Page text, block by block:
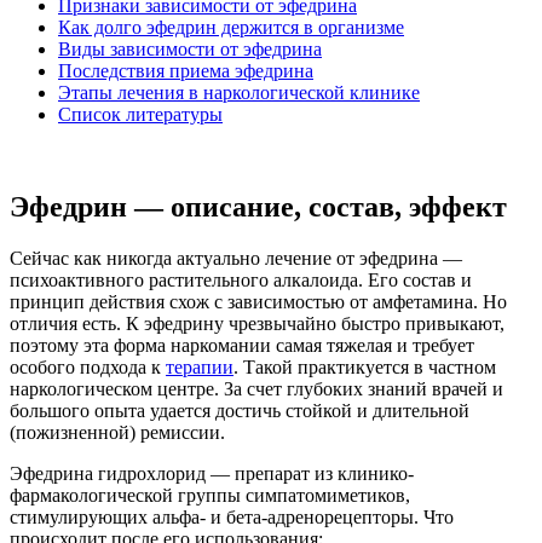
Признаки зависимости от эфедрина
Как долго эфедрин держится в организме
Виды зависимости от эфедрина
Последствия приема эфедрина
Этапы лечения в наркологической клинике
Список литературы
Эфедрин — описание, состав, эффект
Сейчас как никогда актуально лечение от эфедрина —
психоактивного растительного алкалоида. Его состав и
принцип действия схож с зависимостью от амфетамина. Но
отличия есть. К эфедрину чрезвычайно быстро привыкают,
поэтому эта форма наркомании самая тяжелая и требует
особого подхода к терапии. Такой практикуется в частном
наркологическом центре. За счет глубоких знаний врачей и
большого опыта удается достичь стойкой и длительной
(пожизненной) ремиссии.
Эфедрина гидрохлорид — препарат из клинико-
фармакологической группы симпатомиметиков,
стимулирующих альфа- и бета-адренорецепторы. Что
происходит после его использования: